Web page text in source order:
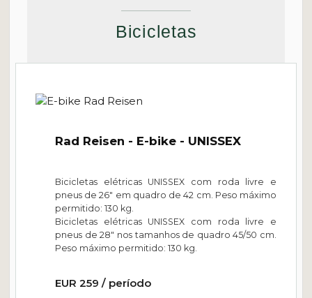
DIA 8 – Passau
por volta das 11h. Não reserve viagens de conexão antes das
Bicicletas
Rad Reisen - E-bike - UNISSEX
Bicicletas elétricas UNISSEX com roda livre e
pneus de 26" em quadro de 42 cm. Peso máximo
permitido: 130 kg.
Bicicletas elétricas UNISSEX com roda livre e
pneus de 28" nos tamanhos de quadro 45/50 cm.
Peso máximo permitido: 130 kg.
EUR 259 / período